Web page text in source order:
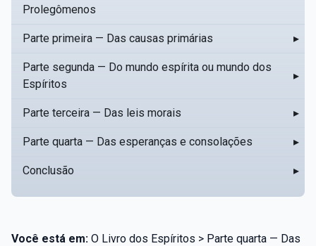
Prolegômenos
Parte primeira — Das causas primárias ▸
Parte segunda — Do mundo espírita ou mundo dos
Espíritos
▸
Parte terceira — Das leis morais ▸
Parte quarta — Das esperanças e consolações ▸
Conclusão ▸
Você está em: O Livro dos Espíritos > Parte quarta — Das